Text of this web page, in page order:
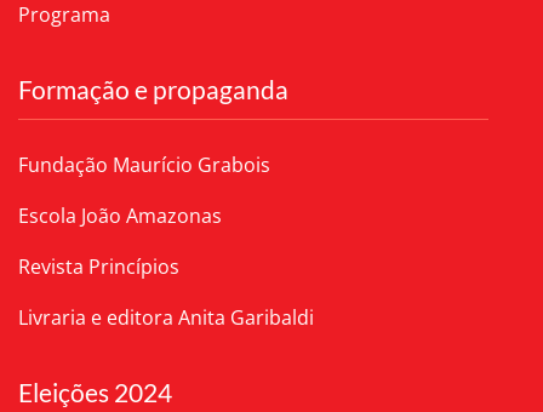
Programa
Formação e propaganda
Fundação Maurício Grabois
Escola João Amazonas
Revista Princípios
Livraria e editora Anita Garibaldi
Eleições 2024